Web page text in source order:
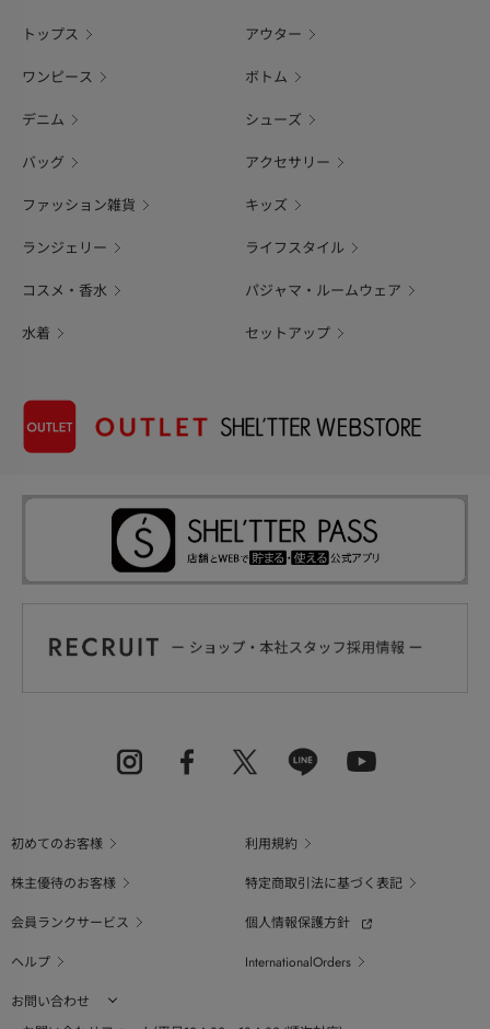
トップス アウター
ワンピース ボトム
デニム シューズ
バッグ アクセサリー
ファッション雑貨 キッズ
ランジェリー ライフスタイル
コスメ・香水 パジャマ・ルームウェア
水着 セットアップ
初めてのお客様
利用規約
株主優待のお客様
特定商取引法に基づく表記
会員ランクサービス
個人情報保護方針
ヘルプ
InternationalOrders
お問い合わせ